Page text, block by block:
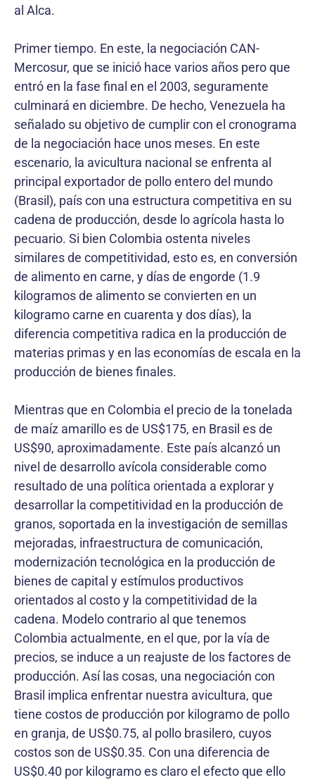
al Alca.
Primer tiempo. En este, la negociación CAN-
Mercosur, que se inició hace varios años pero que
entró en la fase final en el 2003, seguramente
culminará en diciembre. De hecho, Venezuela ha
señalado su objetivo de cumplir con el cronograma
de la negociación hace unos meses. En este
escenario, la avicultura nacional se enfrenta al
principal exportador de pollo entero del mundo
(Brasil), país con una estructura competitiva en su
cadena de producción, desde lo agrícola hasta lo
pecuario. Si bien Colombia ostenta niveles
similares de competitividad, esto es, en conversión
de alimento en carne, y días de engorde (1.9
kilogramos de alimento se convierten en un
kilogramo carne en cuarenta y dos días), la
diferencia competitiva radica en la producción de
materias primas y en las economías de escala en la
producción de bienes finales.
Mientras que en Colombia el precio de la tonelada
de maíz amarillo es de US$175, en Brasil es de
US$90, aproximadamente. Este país alcanzó un
nivel de desarrollo avícola considerable como
resultado de una política orientada a explorar y
desarrollar la competitividad en la producción de
granos, soportada en la investigación de semillas
mejoradas, infraestructura de comunicación,
modernización tecnológica en la producción de
bienes de capital y estímulos productivos
orientados al costo y la competitividad de la
cadena. Modelo contrario al que tenemos
Colombia actualmente, en el que, por la vía de
precios, se induce a un reajuste de los factores de
producción. Así las cosas, una negociación con
Brasil implica enfrentar nuestra avicultura, que
tiene costos de producción por kilogramo de pollo
en granja, de US$0.75, al pollo brasilero, cuyos
costos son de US$0.35. Con una diferencia de
US$0.40 por kilogramo es claro el efecto que ello